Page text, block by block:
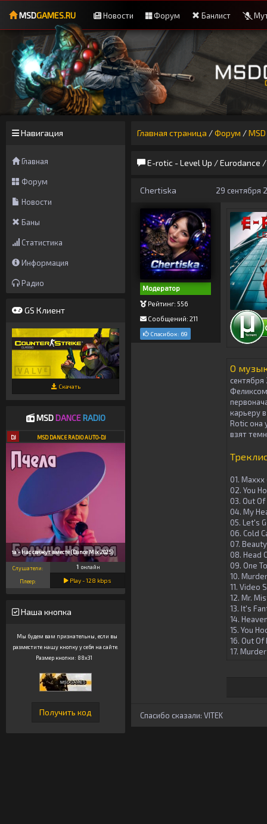
MSDGAMES.RU Новости Форум Банлист
Навигация
Главная
Форум
Новости
Баны
Статистика
Информация
Радио
GS Клиент
Скачать
MSDDANCE RADIO
DJ MSD DANCE RADIO AUTO-DJ
- Нас свяжут вместе (Dance Mix 2025)
Слушатели: 1 онлайн
Плеер: Play -128 kbps
Наша кнопка
Мы будем вам признательны, если вы
разместите нашу кнопку у себя на сайте.
Размер кнопки: 88x31
Главная страница /Форум /MSD
E-rotic - Level Up / Eurodance
Chertiska 29 сентября
Модератор
Рейтинг: 556
Сообщений: 211
Спасибок: 69
О
сентября
карьеру
Rotic она
взят
01.
02. You
03. Out
04. My
05. Let's
06. Cold
07.
08. Head
09. One
10.
11. Video
12. Mr.
13. It's
14.
15. You
16. Out
17.
Спасибо сказали: VITEK